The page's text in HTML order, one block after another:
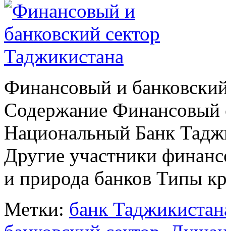
Финансовый и
Содержание Финансовый
Национальный Банк
Другие участники
и природа банков Типы
Метки: банк